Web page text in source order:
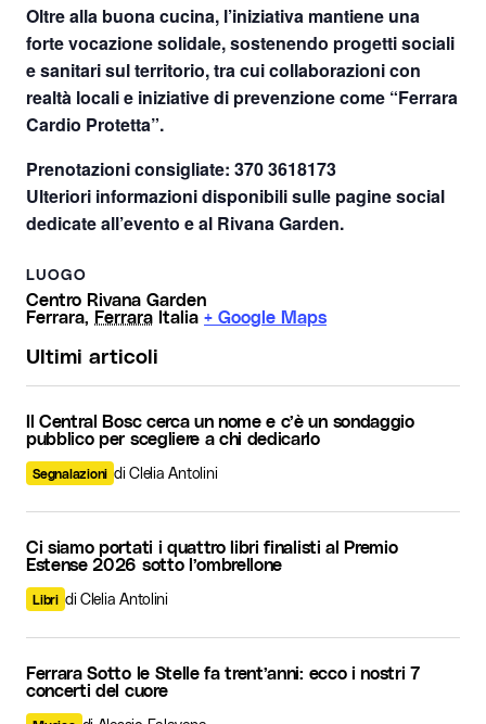
Oltre alla buona cucina, l’iniziativa mantiene una
forte vocazione solidale, sostenendo progetti sociali
e sanitari sul territorio, tra cui collaborazioni con
realtà locali e iniziative di prevenzione come “Ferrara
Cardio Protetta”.
Prenotazioni consigliate: 370 3618173
Ulteriori informazioni disponibili sulle pagine social
dedicate all’evento e al Rivana Garden.
LUOGO
Centro Rivana Garden
Ferrara Ferrara Italia + Google Maps
Ultimi articoli
Il Central Bosc cerca un nome e c’è un sondaggio
pubblico per scegliere a chi dedicarlo
Segnalazioni di Clelia Antolini
Ci siamo portati i quattro libri finalisti al Premio
Estense 2026 sotto l’ombrellone
Libri di Clelia Antolini
Ferrara Sotto le Stelle fa trent’anni: ecco i nostri 7
concerti del cuore